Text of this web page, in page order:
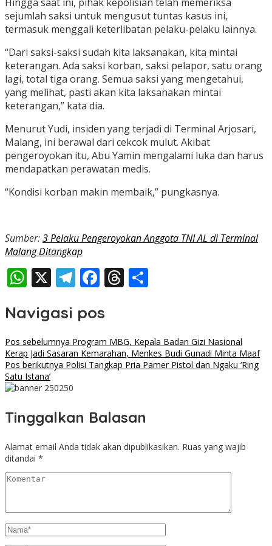
sejumlah saksi untuk mengusut tuntas kasus ini,
termasuk menggali keterlibatan pelaku-pelaku lainnya.
“Dari saksi-saksi sudah kita laksanakan, kita mintai
keterangan. Ada saksi korban, saksi pelapor, satu orang
lagi, total tiga orang. Semua saksi yang mengetahui,
yang melihat, pasti akan kita laksanakan mintai
keterangan,” kata dia.
Menurut Yudi, insiden yang terjadi di Terminal Arjosari,
Malang, ini berawal dari cekcok mulut. Akibat
pengeroyokan itu, Abu Yamin mengalami luka dan harus
mendapatkan perawatan medis.
“Kondisi korban makin membaik,” pungkasnya.
Sumber:3 Pelaku Pengeroyokan Anggota TNI AL di Terminal
Malang Ditangkap
WhatsApp
X Telegram
Facebook
Threads
Navigasi pos
Pos sebelumnya Program MBG, Kepala Badan Gizi Nasional
Kerap Jadi Sasaran Kemarahan, Menkes Budi Gunadi Minta Maaf
Pos berikutnya Polisi Tangkap Pria Pamer Pistol dan Ngaku ‘Ring
Satu Istana’
Tinggalkan Balasan
Alamat email Anda tidak akan dipublikasikan. Ruas yang wajib
ditandai *